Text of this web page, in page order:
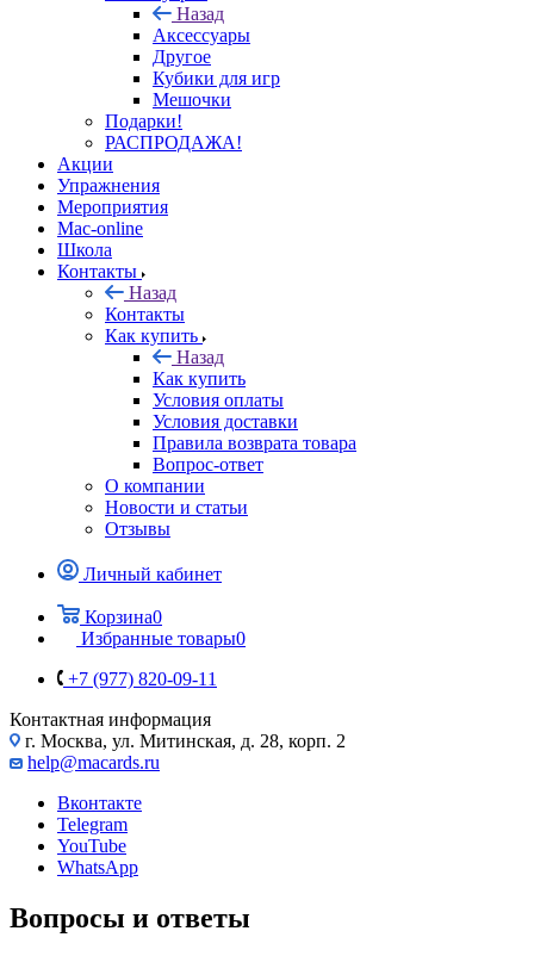
Назад
Аксессуары
Другое
Кубики для игр
Мешочки
Подарки!
РАСПРОДАЖА!
Акции
Упражнения
Мероприятия
Mac-online
Школа
Контакты
Назад
Контакты
Как купить
Назад
Как купить
Условия оплаты
Условия доставки
Правила возврата товара
Вопрос-ответ
О компании
Новости и статьи
Отзывы
Личный кабинет
Корзина0
Избранные товары0
+7 (977) 820-09-11
Контактная информация
г. Москва, ул. Митинская, д. 28, корп. 2
help@macards.ru
Вконтакте
Telegram
YouTube
WhatsApp
Вопросы и ответы